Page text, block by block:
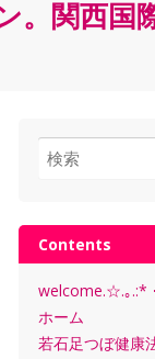
。関西国
検
索:
Contents
welcome.☆.｡.:*
ホーム
若石足つぼ健康